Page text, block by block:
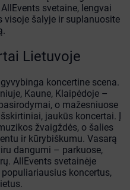
svetaine, lengvai
visoje šalyje ir suplanuosite
Lietuvoje
koncertine scena.
Kaune, Klaipėdoje –
o mažesniuose
jaukūs koncertai. Į
žvaigždės, o šalies
ir kūrybiškumu. Vasarą
dangumi – parkuose,
AllEvents svetainėje
koncertus,